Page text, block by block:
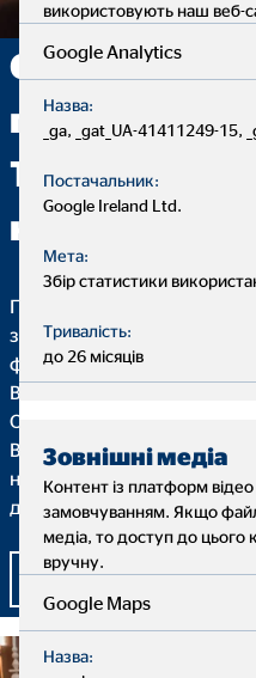
Є бажання
професійну
Тоді почніть
нами!
Гнучкість, свобода
завдання зі значенням та
фінансового
Ви вирішуєте, яким буде
Одноманітна щоденна
Ви ловите себе на думці,
незалежним та працювати
доброзичливими
Заповнити
використовують наш веб-
Google Analytics
Назва:
_ga, _gat_UA-41411249-15,
Постачальник:
Google Ireland Ltd.
Мета:
Збір статистики
Тривалість:
до 26 місяців
Зовнішні медіа
Контент із платформ
замовчуванням. Якщо
медіа, то доступ до цього
вручну.
Google Maps
Назва: